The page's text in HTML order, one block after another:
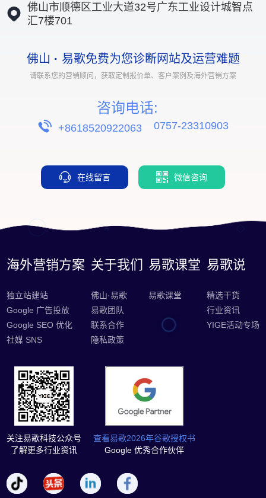
佛山市顺德区工业大道32号广东工业设计城智点
汇7楼701
佛山 · 易歌免费为您诊断网站及运营难题
请联系您的营销顾问，获取定制报价单、客户案例及海外营销方案
咨询电话:
+8618520922063 0757-23310903
在线留言 微信咨询
海外营销方案
独立站建站
Google 广告投放
Google SEO 优化
社媒 SNS
关于我们
佛山·易歌
易歌团队
联系合作
隐私政策
易歌课堂
易歌课堂
易歌说
精选干货
行业资讯
YIGE活动专场
关注易歌科技公众号
了解更多行业资讯
查看易歌2026年谷歌授权书
Google 优秀合作伙伴